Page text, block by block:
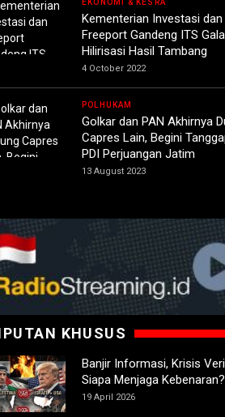
EKONOMI & KESRA
Kementerian Investasi dan
Freeport Gandeng ITS
Hilirisasi Hasil Tambang
4 October 2022
POLHUKAM
Golkar dan PAN Akhirnya
Capres Lain, Begini
PDI Perjuangan Jatim
13 August 2023
KHUSUS
Banjir Informasi, Krisis
Siapa Menjaga Kebenaran?
19 April 2026